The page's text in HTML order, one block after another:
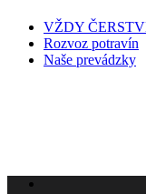
VŽDY
Rozvoz potravín
Naše prevádzky